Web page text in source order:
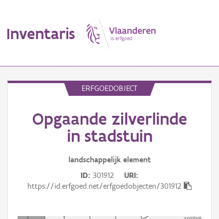
Inventaris
Erfgoedobject
ERFGOEDOBJECT
Opgaande zilverlinde
in stadstuin
landschappelijk element
ID 301912
URI
https://id.erfgoed.net/erfgoedobjecten/301912